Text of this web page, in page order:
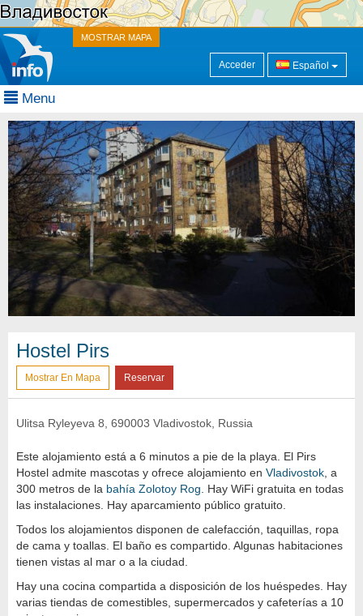
MOSTRAR MAPA
Acceder Español
Menu
Hostel Pirs
Mostrar En Mapa Reservar
Ulitsa Ryleyeva 8, 690003 Vladivostok, Russia
Este alojamiento está a 6 minutos a pie de la playa. El Pirs
Hostel admite mascotas y ofrece alojamiento en Vladivostok , a
300 metros de la bahía Zolotoy Rog . Hay WiFi gratuita en todas
las instalaciones. Hay aparcamiento público gratuito.
Todos los alojamientos disponen de calefacción, taquillas, ropa
de cama y toallas. El baño es compartido. Algunas habitaciones
tienen vistas al mar o a la ciudad.
Hay una cocina compartida a disposición de los huéspedes. Hay
varias tiendas de comestibles, supermercados y cafeterías a 10